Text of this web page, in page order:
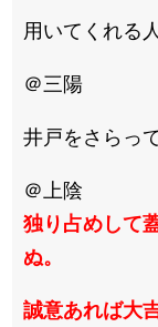
用いてくれる
＠三陽
井戸をさらっ
＠上陰
独り占めして
ぬ。
誠意あれば大